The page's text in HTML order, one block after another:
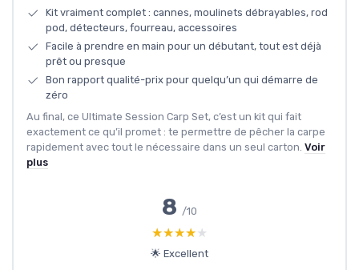
Kit vraiment complet : cannes, moulinets débrayables, rod
pod, détecteurs, fourreau, accessoires
Facile à prendre en main pour un débutant, tout est déjà
prêt ou presque
Bon rapport qualité-prix pour quelqu’un qui démarre de
zéro
Au final, ce Ultimate Session Carp Set, c’est un kit qui fait
exactement ce qu’il promet : te permettre de pêcher la carpe
rapidement avec tout le nécessaire dans un seul carton. Voir
plus
8 /10
★★★★★
★★★★★
🌟 Excellent